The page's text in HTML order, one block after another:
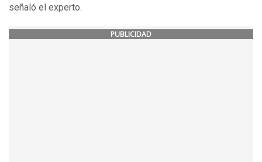
señaló el experto.
PUBLICIDAD